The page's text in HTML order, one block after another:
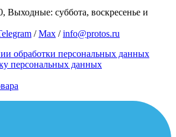
Выходные: суббота, воскресенье и
/Max /info@protos.ru
обработки персональных данных
персональных данных